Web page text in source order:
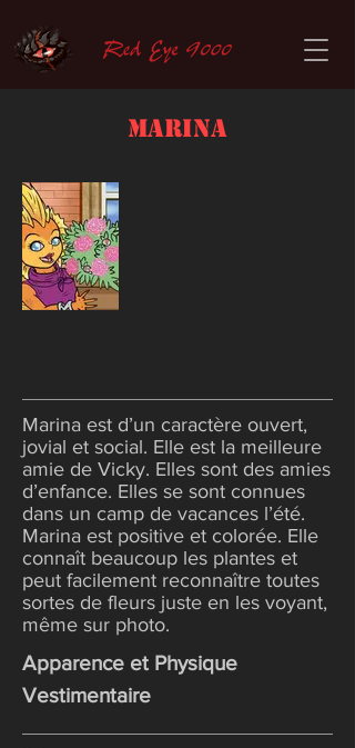
Marina
Marina est d’un caractère ouvert,
jovial et social. Elle est la meilleure
amie de Vicky. Elles sont des amies
d’enfance. Elles se sont connues
dans un camp de vacances l’été.
Marina est positive et colorée. Elle
connaît beaucoup les plantes et
peut facilement reconnaître toutes
sortes de fleurs juste en les voyant,
même sur photo.
Apparence et Physique
Vestimentaire